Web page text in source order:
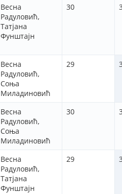
Весна
Радуловић,
Татјана
Фунштајн
30
Весна
Радуловић,
Соња
Миладиновић
29
Весна
Радуловић,
Соња
Миладиновић
30
Весна
Радуловић,
Татјана
Фунштајн
29